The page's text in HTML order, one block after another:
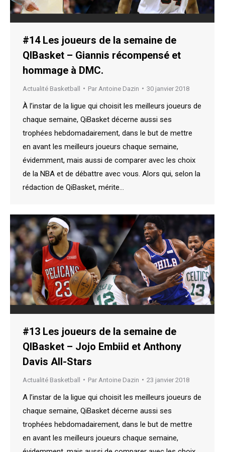
#14 Les joueurs de la semaine de
QIBasket – Giannis récompensé et
hommage à DMC.
Actualité Basketball Par Antoine Dazin 30 janvier 2018
À l’instar de la ligue qui choisit les meilleurs joueurs de
chaque semaine, QiBasket décerne aussi ses
trophées hebdomadairement, dans le but de mettre
en avant les meilleurs joueurs chaque semaine,
évidemment, mais aussi de comparer avec les choix
de la NBA et de débattre avec vous. Alors qui, selon la
rédaction de QiBasket, mérite…
#13 Les joueurs de la semaine de
QIBasket – Jojo Embiid et Anthony
Davis All-Stars
Actualité Basketball Par Antoine Dazin 23 janvier 2018
A l’instar de la ligue qui choisit les meilleurs joueurs de
chaque semaine, QiBasket décerne aussi ses
trophées hebdomadairement, dans le but de mettre
en avant les meilleurs joueurs chaque semaine,